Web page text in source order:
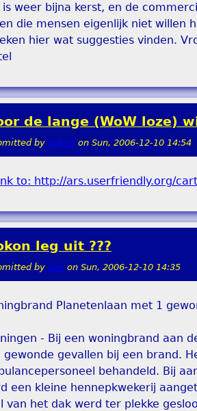
is weer bijna kerst, en de
die mensen eigenlijk niet willen
hier wat suggesties vinden.
de lange (WoW loze)
by pokon on Sun, 2006-12-10 14:54
leg uit ???
by stel on Sun, 2006-12-10 14:35
Planetenlaan met 1
- Bij een woningbrand aan
gewonde gevallen bij een brand.
behandeld. Bij
een kleine hennepkwekerij
van het dak werd ter plekke